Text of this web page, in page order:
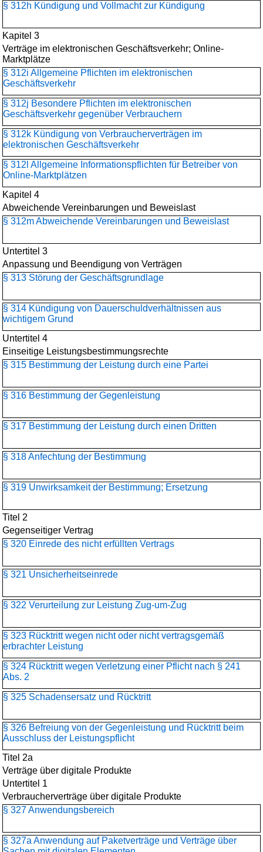
§ 312h Kündigung und Vollmacht zur Kündigung
Kapitel 3
Verträge im elektronischen Geschäftsverkehr; Online-
Marktplätze
§ 312i Allgemeine Pflichten im elektronischen
Geschäftsverkehr
§ 312j Besondere Pflichten im elektronischen
Geschäftsverkehr gegenüber Verbrauchern
§ 312k Kündigung von Verbraucherverträgen im
elektronischen Geschäftsverkehr
§ 312l Allgemeine Informationspflichten für Betreiber von
Online-Marktplätzen
Kapitel 4
Abweichende Vereinbarungen und Beweislast
§ 312m Abweichende Vereinbarungen und Beweislast
Untertitel 3
Anpassung und Beendigung von Verträgen
§ 313 Störung der Geschäftsgrundlage
§ 314 Kündigung von Dauerschuldverhältnissen aus
wichtigem Grund
Untertitel 4
Einseitige Leistungsbestimmungsrechte
§ 315 Bestimmung der Leistung durch eine Partei
§ 316 Bestimmung der Gegenleistung
§ 317 Bestimmung der Leistung durch einen Dritten
§ 318 Anfechtung der Bestimmung
§ 319 Unwirksamkeit der Bestimmung; Ersetzung
Titel 2
Gegenseitiger Vertrag
§ 320 Einrede des nicht erfüllten Vertrags
§ 321 Unsicherheitseinrede
§ 322 Verurteilung zur Leistung Zug-um-Zug
§ 323 Rücktritt wegen nicht oder nicht vertragsgemäß
erbrachter Leistung
§ 324 Rücktritt wegen Verletzung einer Pflicht nach § 241
Abs. 2
§ 325 Schadensersatz und Rücktritt
§ 326 Befreiung von der Gegenleistung und Rücktritt beim
Ausschluss der Leistungspflicht
Titel 2a
Verträge über digitale Produkte
Untertitel 1
Verbraucherverträge über digitale Produkte
§ 327 Anwendungsbereich
§ 327a Anwendung auf Paketverträge und Verträge über